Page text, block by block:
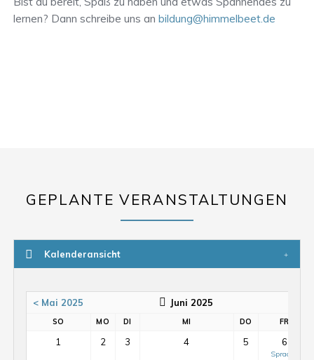
lernen? Dann schreibe uns an bildung@himmelbeet.de
GEPLANTE VERANSTALTUNGEN
Kalenderansicht
< Mai 2025 Juni 2025
SO MO DI MI DO FR
1 2 3 4 5 6
Sprach-